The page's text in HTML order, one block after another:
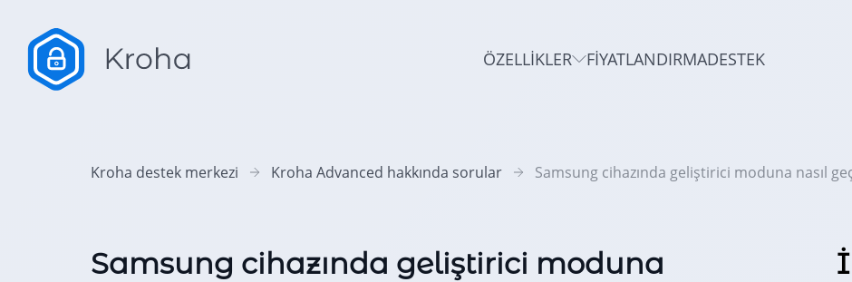
ÖZELLIKLER FIYATLANDIRMADESTEK
Kroha destek merkezi Kroha Advanced hakkında sorular Samsung cihazında geliştirici moduna nasıl
Samsung cihazında geliştirici moduna